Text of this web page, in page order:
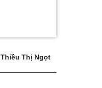
Thiều Thị Ngọt